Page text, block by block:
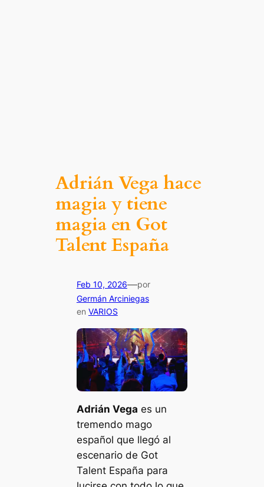
Adrián Vega hace
magia y tiene
magia en Got
Talent España
Feb 10, 2026—por
Germán Arciniegas
en VARIOS
Adrián Vega es un
tremendo mago
español que llegó al
escenario de Got
Talent España para